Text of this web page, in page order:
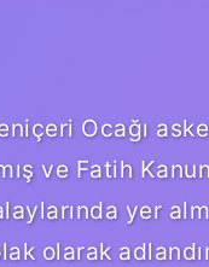
Ocağı
ve Fatih
yer
olarak